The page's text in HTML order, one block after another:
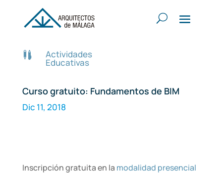
 Actividades
Educativas
Curso gratuito: Fundamentos de BIM
Dic 11, 2018
Inscripción gratuita en la modalidad presencial